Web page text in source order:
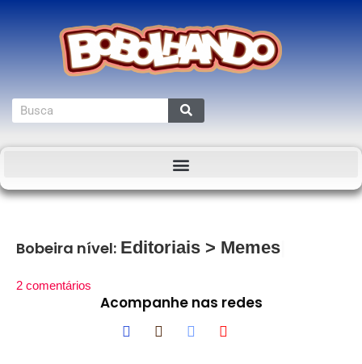
Bobeira nível: Editoriais > Memes
2 comentários
Acompanhe nas redes